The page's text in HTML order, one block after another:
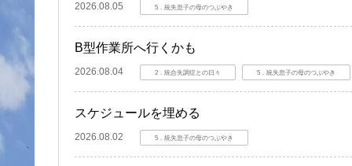
2026.08.05 5．統失息子の母のつぶやき
B型作業所へ行くかも
2026.08.04 2．統合失調症との日々 5．統失息子の母のつぶやき
スケジュールを埋める
2026.08.02 5．統失息子の母のつぶやき